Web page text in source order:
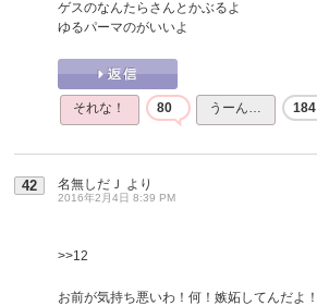
ゲスのなんたらさんとかぶるよ
ゆるパーマのがいいよ
それな！ 80 うーん… 184
42 名無しだＪ より
2016年2月4日 8:39 PM
>>12
お前が気持ち悪いわ！何！嫉妬してんだよ！